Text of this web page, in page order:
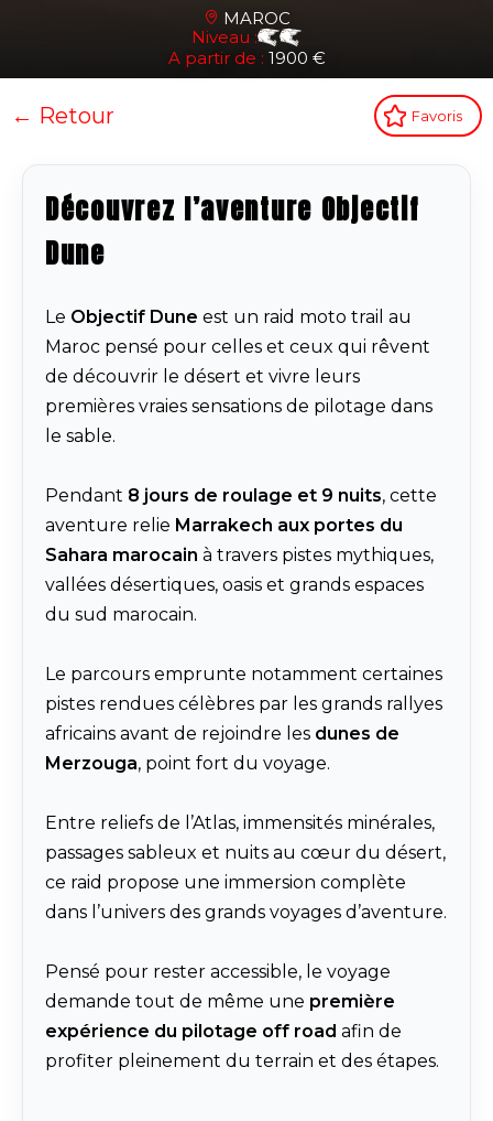
MAROC
Niveau :
A partir de : 1900 €
← Retour Favoris
Découvrez l’aventure Objectif
Dune
Le Objectif Dune est un raid moto trail au
Maroc pensé pour celles et ceux qui rêvent
de découvrir le désert et vivre leurs
premières vraies sensations de pilotage dans
le sable.
Pendant 8 jours de roulage et 9 nuits, cette
aventure relie Marrakech aux portes du
Sahara marocain à travers pistes mythiques,
vallées désertiques, oasis et grands espaces
du sud marocain.
Le parcours emprunte notamment certaines
pistes rendues célèbres par les grands rallyes
africains avant de rejoindre les dunes de
Merzouga, point fort du voyage.
Entre reliefs de l’Atlas, immensités minérales,
passages sableux et nuits au cœur du désert,
ce raid propose une immersion complète
dans l’univers des grands voyages d’aventure.
Pensé pour rester accessible, le voyage
demande tout de même une première
expérience du pilotage off road afin de
profiter pleinement du terrain et des étapes.